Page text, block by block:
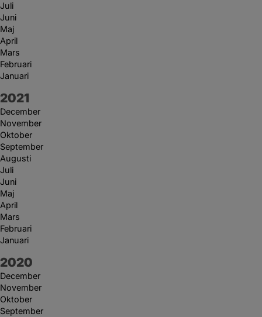
Juli
Juni
Maj
April
Mars
Februari
Januari
År:
2021
December
November
Oktober
September
Augusti
Juli
Juni
Maj
April
Mars
Februari
Januari
År:
2020
December
November
Oktober
September